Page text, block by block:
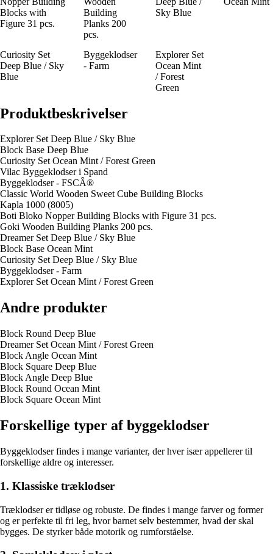
Blocks with
Figure 31 pcs.
Building
Planks 200
pcs.
Sky Blue
Curiosity Set
Deep Blue / Sky
Blue
Byggeklodser
- Farm
Explorer Set
Ocean Mint
/ Forest
Green
Produktbeskrivelser
Explorer Set Deep Blue / Sky Blue
Block Base Deep Blue
Curiosity Set Ocean Mint / Forest Green
Vilac Byggeklodser i Spand
Byggeklodser - FSCÂ®
Classic World Wooden Sweet Cube Building Blocks
Kapla 1000 (8005)
Boti Bloko Nopper Building Blocks with Figure 31 pcs.
Goki Wooden Building Planks 200 pcs.
Dreamer Set Deep Blue / Sky Blue
Block Base Ocean Mint
Curiosity Set Deep Blue / Sky Blue
Byggeklodser - Farm
Explorer Set Ocean Mint / Forest Green
Andre produkter
Block Round Deep Blue
Dreamer Set Ocean Mint / Forest Green
Block Angle Ocean Mint
Block Square Deep Blue
Block Angle Deep Blue
Block Round Ocean Mint
Block Square Ocean Mint
Forskellige typer af byggeklodser
Byggeklodser findes i mange varianter, der hver især appellerer til
forskellige aldre og interesser.
1. Klassiske træklodser
Træklodser er tidløse og robuste. De findes i mange farver og former
og er perfekte til fri leg, hvor barnet selv bestemmer, hvad der skal
bygges. De styrker både motorik og rumforståelse.